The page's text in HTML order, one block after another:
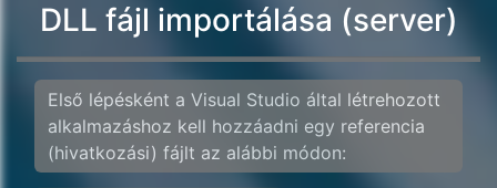
DLL fájl importálása (server)
Első lépésként a Visual Studio által létrehozott
alkalmazáshoz kell hozzáadni egy referencia
(hivatkozási) fájlt az alábbi módon: